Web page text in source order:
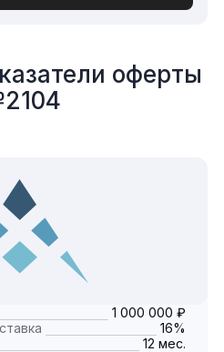
оферты
1 000 000 ₽
16%
12 мес.